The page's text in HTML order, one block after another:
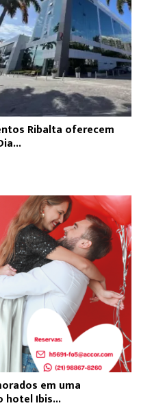
Ribalta oferecem
em uma
hotel Ibis...